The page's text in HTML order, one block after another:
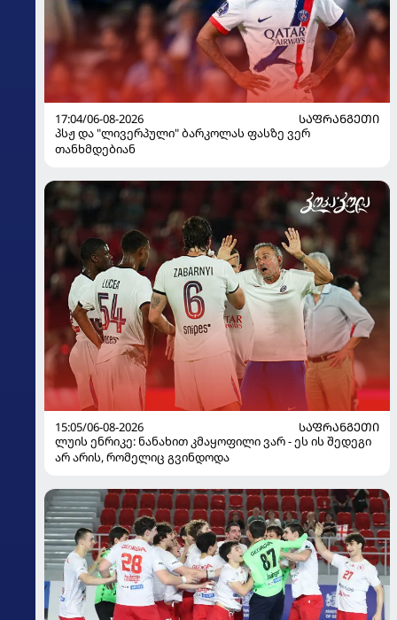
17:04/06-08-2026
ᲡᲐᲤᲠᲐᲜᲒᲔᲗᲘ
პსჟ და "ლივერპული" ბარკოლას ფასზე ვერ
თანხმდებიან
15:05/06-08-2026
ᲡᲐᲤᲠᲐᲜᲒᲔᲗᲘ
ლუის ენრიკე: ნანახით კმაყოფილი ვარ - ეს ის შედეგი
არ არის, რომელიც გვინდოდა